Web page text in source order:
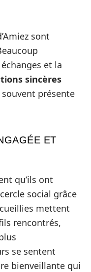
sont
et la
sincères
présente
ET
qu’ils ont
social grâce
mettent
rencontrés,
se sentent
bienveillante qui